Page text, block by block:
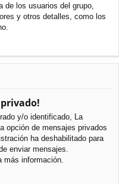
de los usuarios del grupo,
y otros detalles, como los
y/o identificado, La
opción de mensajes privados
ha deshabilitado para
enviar mensajes.
más información.